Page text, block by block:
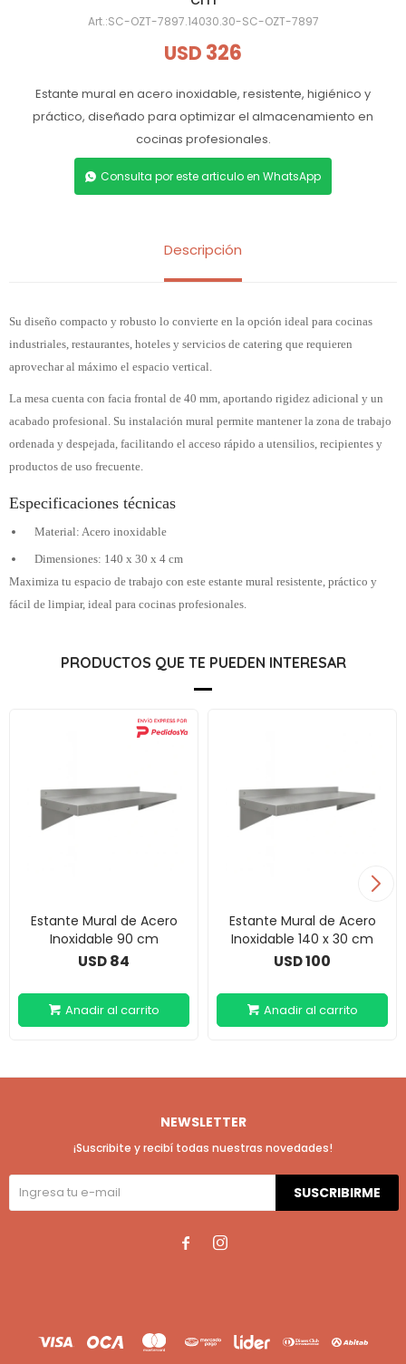
SC-OZT-7897.14030.30-SC-OZT-7897
USD 326
Estante mural en acero inoxidable, resistente, higiénico y
práctico, diseñado para optimizar el almacenamiento en
cocinas profesionales.
Consulta por este articulo en WhatsApp
Descripción
Su diseño compacto y robusto lo convierte en la opción ideal para cocinas
industriales, restaurantes, hoteles y servicios de catering que requieren
aprovechar al máximo el espacio vertical.
La mesa cuenta con facia frontal de 40 mm, aportando rigidez adicional y un
acabado profesional. Su instalación mural permite mantener la zona de trabajo
ordenada y despejada, facilitando el acceso rápido a utensilios, recipientes y
productos de uso frecuente.
Especificaciones técnicas
Material: Acero inoxidable
Dimensiones: 140 x 30 x 4 cm
Maximiza tu espacio de trabajo con este estante mural resistente, práctico y
fácil de limpiar, ideal para cocinas profesionales.
PRODUCTOS QUE TE PUEDEN INTERESAR
Estante Mural de Acero
Inoxidable 90 cm
USD84
Estante Mural de Acero
Inoxidable 140 x 30 cm
USD100
NEWSLETTER
¡Suscribite y recibí todas nuestras novedades!
SUSCRIBIRME
 